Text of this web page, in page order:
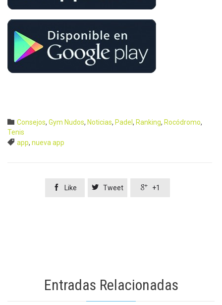
 Category
Consejos, Gym Nudos, Noticias, Padel , Ranking, Rocódromo,
Tenis
 Tags
app, nueva app
 Like  Tweet  +1
Entradas Relacionadas